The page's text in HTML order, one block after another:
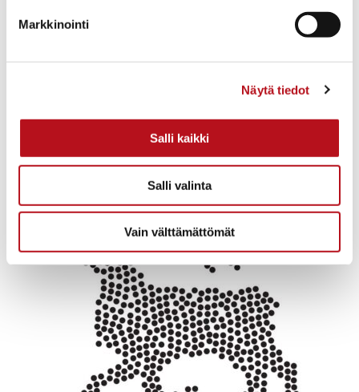
Markkinointi
Näytä tiedot
Salli kaikki
Salli valinta
Vain välttämättömät
evästeasetuksiasi